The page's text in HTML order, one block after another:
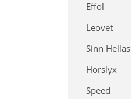
Effol
Leovet
Sinn Hellas
Horslyx
Speed